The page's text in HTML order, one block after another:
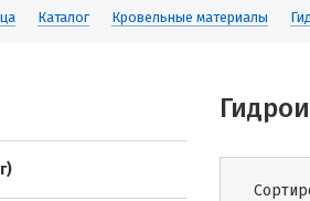
Каталог Кровельные материалы